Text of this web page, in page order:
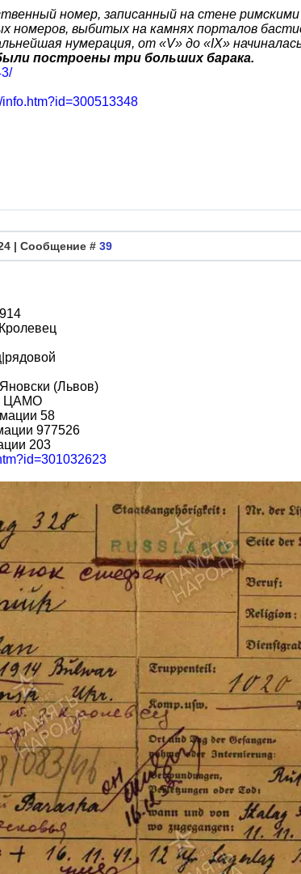
номер, записанный на стене
номеров, выбитых на камнях порталов
нумерация, от «V» до «IX»
построены три больших барака.
| Сообщение # 39
(Львов)
ЦАМО
58
977526
203